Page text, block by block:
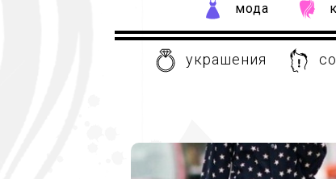
мода
украшения